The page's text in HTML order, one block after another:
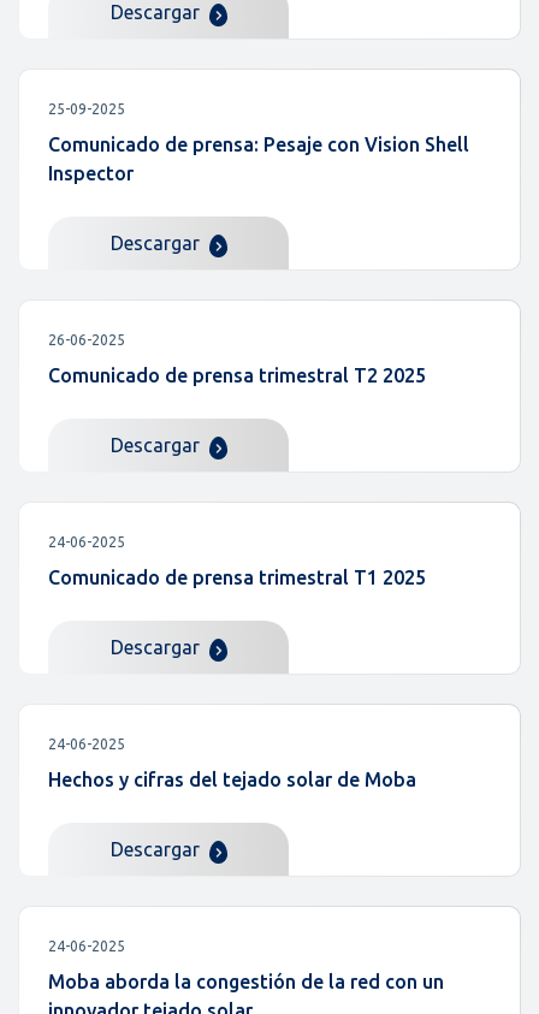
Descargar
25-09-2025
Comunicado de prensa: Pesaje con Vision Shell
Inspector
Descargar
26-06-2025
Comunicado de prensa trimestral T2 2025
Descargar
24-06-2025
Comunicado de prensa trimestral T1 2025
Descargar
24-06-2025
Hechos y cifras del tejado solar de Moba
Descargar
24-06-2025
Moba aborda la congestión de la red con un